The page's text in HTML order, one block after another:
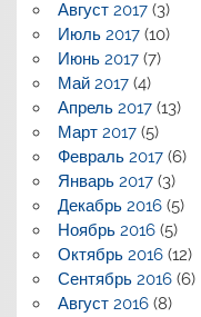
Август 2017(3)
Июль 2017(10)
Июнь 2017(7)
Май 2017(4)
Апрель 2017(13)
Март 2017(5)
Февраль 2017(6)
Январь 2017(3)
Декабрь 2016(5)
Ноябрь 2016(5)
Октябрь 2016(12)
Сентябрь 2016(6)
Август 2016(8)